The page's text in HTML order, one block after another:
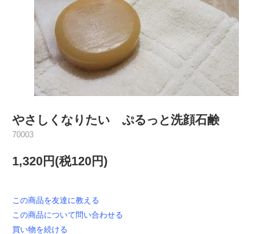
やさしくなりたい ぷるっと洗顔石鹸
70003
1,320円(税120円)
この商品を友達に教える
この商品について問い合わせる
買い物を続ける